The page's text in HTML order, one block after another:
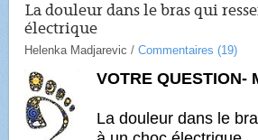
La douleur dans le bras qui
électrique
Helenka Madjarevic /Commentaires (19)
VOTRE QUESTION-
La douleur dans le